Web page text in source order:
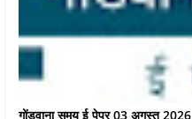
गोंडवाना समय ई पेपर 03 अगस्त 2026